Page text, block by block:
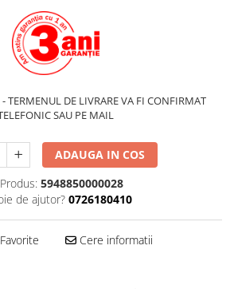
TERMENUL DE LIVRARE VA FI CONFIRMAT
SAU PE MAIL
ADAUGA IN COS
5948850000028
de ajutor? 0726180410
Cere informatii